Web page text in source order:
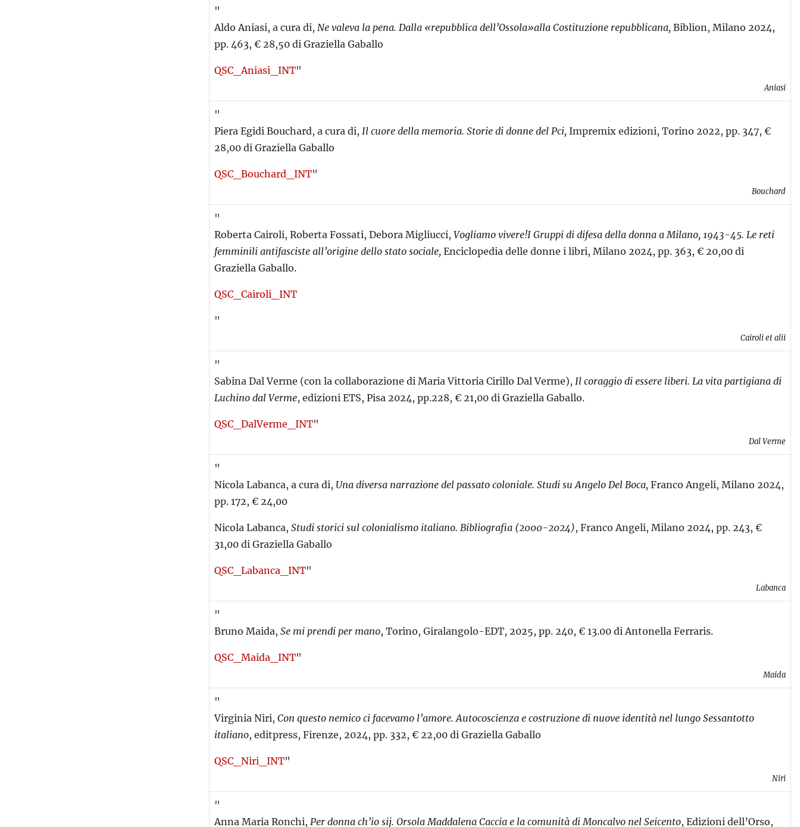
"
Aldo Aniasi, a cura di, Ne valeva la pena. Dalla «repubblica dell’Ossola»alla Costituzione repubblicana, Biblion, Milano 2024,
pp. 463, € 28,50 di Graziella Gaballo
QSC_Aniasi_INT"
Aniasi
"
Piera Egidi Bouchard, a cura di, Il cuore della memoria. Storie di donne del Pci, Impremix edizioni, Torino 2022, pp. 347, €
28,00 di Graziella Gaballo
QSC_Bouchard_INT"
Bouchard
"
Roberta Cairoli, Roberta Fossati, Debora Migliucci, Vogliamo vivere!I Gruppi di difesa della donna a Milano, 1943-45. Le reti
femminili antifasciste all’origine dello stato sociale, Enciclopedia delle donne i libri, Milano 2024, pp. 363, € 20,00 di
Graziella Gaballo.
QSC_Cairoli_INT
"
Cairoli et alii
"
Sabina Dal Verme (con la collaborazione di Maria Vittoria Cirillo DalVerme), Il coraggio di essere liberi. La vita partigiana di
Luchino dal Verme, edizioni ETS, Pisa 2024, pp.228, € 21,00 di Graziella Gaballo.
QSC_DalVerme_INT"
Dal Verme
"
Nicola Labanca, a cura di, Una diversa narrazione del passato coloniale. Studi su Angelo Del Boca, Franco Angeli, Milano 2024,
pp. 172, € 24,00
Nicola Labanca, Studi storici sul colonialismo italiano. Bibliografia (2000-2024), Franco Angeli, Milano 2024, pp. 243, €
31,00 di Graziella Gaballo
QSC_Labanca_INT"
Labanca
"
Bruno Maida, Se mi prendi per mano, Torino, Giralangolo-EDT, 2025, pp. 240, € 13.00 di Antonella Ferraris.
QSC_Maida_INT"
Maida
"
Virginia Niri, Con questo nemico ci facevamo l’amore. Autocoscienza e costruzione di nuove identità nel lungo Sessantotto
italiano, editpress, Firenze, 2024, pp. 332, € 22,00 di Graziella Gaballo
QSC_Niri_INT"
Niri
"
Anna Maria Ronchi, Per donna ch’io sij. Orsola Maddalena Caccia e la comunità di Moncalvo nel Seicento, Edizioni dell’Orso,